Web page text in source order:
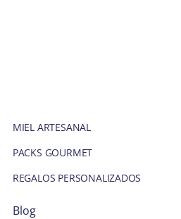
MIEL ARTESANAL
PACKS GOURMET
REGALOS PERSONALIZADOS
Blog